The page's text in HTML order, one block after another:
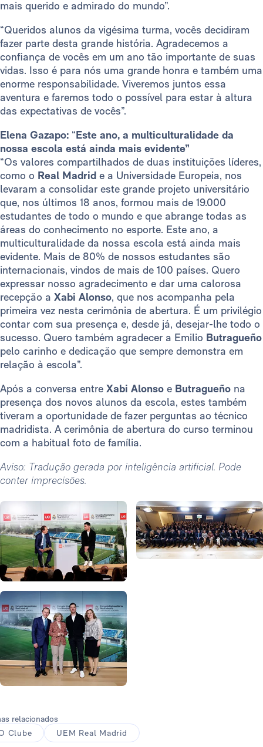
mais querido e admirado do mundo”.
“Queridos alunos da vigésima turma, vocês decidiram
fazer parte desta grande história. Agradecemos a
confiança de vocês em um ano tão importante de suas
vidas. Isso é para nós uma grande honra e também uma
enorme responsabilidade. Viveremos juntos essa
aventura e faremos todo o possível para estar à altura
das expectativas de vocês”.
Elena Gazapo: “Este ano, a multiculturalidade da
nossa escola está ainda mais evidente”
“Os valores compartilhados de duas instituições líderes,
como o Real Madrid e a Universidade Europeia, nos
levaram a consolidar este grande projeto universitário
que, nos últimos 18 anos, formou mais de 19.000
estudantes de todo o mundo e que abrange todas as
áreas do conhecimento no esporte. Este ano, a
multiculturalidade da nossa escola está ainda mais
evidente. Mais de 80% de nossos estudantes são
internacionais, vindos de mais de 100 países. Quero
expressar nosso agradecimento e dar uma calorosa
recepção a Xabi Alonso, que nos acompanha pela
primeira vez nesta cerimônia de abertura. É um privilégio
contar com sua presença e, desde já, desejar-lhe todo o
sucesso. Quero também agradecer a Emilio Butragueño
pelo carinho e dedicação que sempre demonstra em
relação à escola”.
Após a conversa entre Xabi Alonso e Butragueño na
presença dos novos alunos da escola, estes também
tiveram a oportunidade de fazer perguntas ao técnico
madridista. A cerimônia de abertura do curso terminou
com a habitual foto de família.
Aviso: Tradução gerada por inteligência artificial. Pode
conter imprecisões.
relacionados
Clube
UEM Real Madrid